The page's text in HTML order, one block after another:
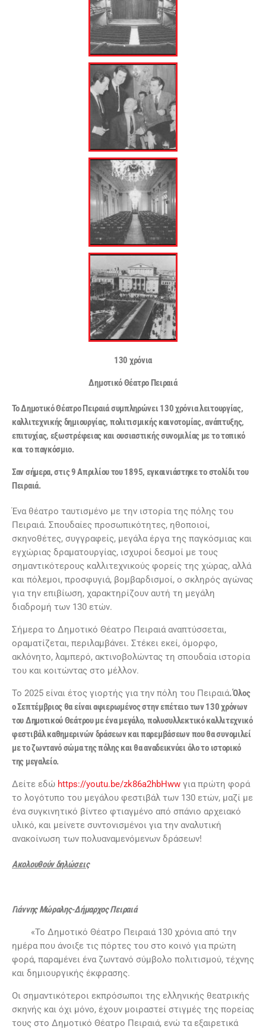
130 χρόνια
Δημοτικό Θέατρο Πειραιά
Το Δημοτικό Θέατρο Πειραιά συμπληρώνει 130 χρόνια λειτουργίας,
καλλιτεχνικής δημιουργίας, πολιτισμικής καινοτομίας, ανάπτυξης,
επιτυχίας, εξωστρέφειας και ουσιαστικής συνομιλίας με το τοπικό
και το παγκόσμιο.
Σαν σήμερα,στις 9 Απριλίου του 1895, εγκαινιάστηκε το στολίδι του
Πειραιά.
Ένα θέατρο ταυτισμένο με την ιστορία της πόλης του
Πειραιά. Σπουδαίες προσωπικότητες, ηθοποιοί,
σκηνοθέτες, συγγραφείς, μεγάλα έργα της παγκόσμιας και
εγχώριας δραματουργίας, ισχυροί δεσμοί με τους
σημαντικότερους καλλιτεχνικούς φορείς της χώρας, αλλά
και πόλεμοι, προσφυγιά, βομβαρδισμοί, ο σκληρός αγώνας
για την επιβίωση, χαρακτηρίζουν αυτή τη μεγάλη
διαδρομή των 130 ετών.
Σήμερα το Δημοτικό Θέατρο Πειραιά αναπτύσσεται,
οραματίζεται, περιλαμβάνει. Στέκει εκεί, όμορφο,
ακλόνητο, λαμπερό, ακτινοβολώντας τη σπουδαία ιστορία
του και κοιτώντας στο μέλλον.
Το 2025 είναι έτος γιορτής για την πόλη του Πειραιά. Όλος
ο Σεπτέμβριος θα είναι αφιερωμένος στην επέτειο των 130 χρόνων
του Δημοτικού Θεάτρου με ένα μεγάλο, πολυσυλλεκτικό καλλιτεχνικό
φεστιβάλ καθημερινών δράσεων και παρεμβάσεων που θα συνομιλεί
με το ζωντανό σώμα της πόλης και θα αναδεικνύει όλο το ιστορικό
της μεγαλείο.
Δείτε εδώ https://youtu.be/zk86a2hbHww για πρώτη φορά
το λογότυπο του μεγάλου φεστιβάλ των 130 ετών, μαζί με
ένα συγκινητικό βίντεο φτιαγμένο από σπάνιο αρχειακό
υλικό, και μείνετε συντονισμένοι για την αναλυτική
ανακοίνωση των πολυαναμενόμενων δράσεων!
Ακολουθούν δηλώσεις
Γιάννης Μώραλης-Δήμαρχος Πειραιά
«Το Δημοτικό Θέατρο Πειραιά 130 χρόνια από την
ημέρα που άνοιξε τις πόρτες του στο κοινό για πρώτη
φορά, παραμένει ένα ζωντανό σύμβολο πολιτισμού, τέχνης
και δημιουργικής έκφρασης.
Οι σημαντικότεροι εκπρόσωποι της ελληνικής θεατρικής
σκηνής και όχι μόνο, έχουν μοιραστεί στιγμές της πορείας
τους στο Δημοτικό Θέατρο Πειραιά, ενώ τα εξαιρετικά